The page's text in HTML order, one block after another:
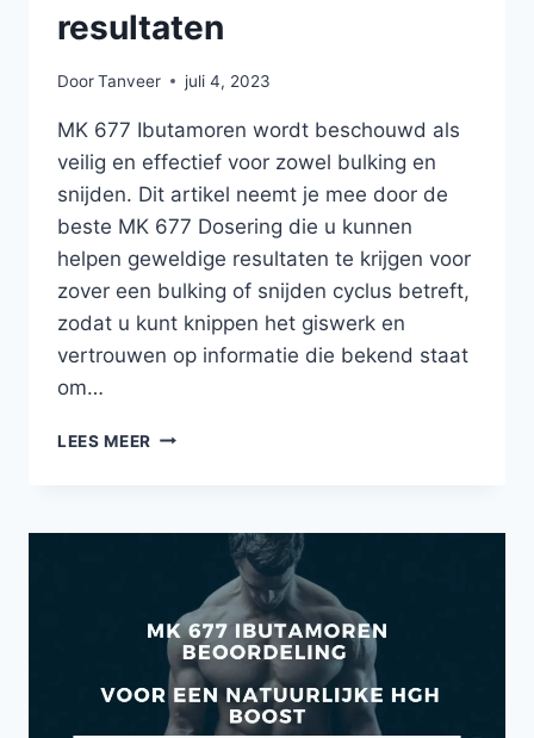
resultaten
DoorTanveer juli 4, 2023
MK 677 Ibutamoren wordt beschouwd als
veilig en effectief voor zowel bulking en
snijden. Dit artikel neemt je mee door de
beste MK 677 Dosering die u kunnen
helpen geweldige resultaten te krijgen voor
zover een bulking of snijden cyclus betreft,
zodat u kunt knippen het giswerk en
vertrouwen op informatie die bekend staat
om…
LEES MEER MK
BESTE
DOSERING
BULK
EN
SNIJ
RESULTATEN